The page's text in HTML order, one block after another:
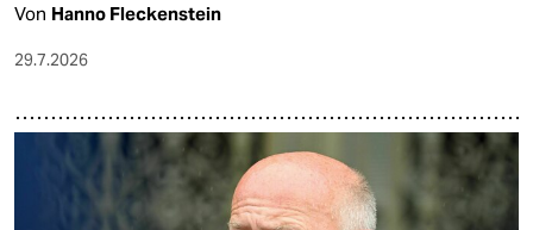
Von Hanno Fleckenstein
29.7.2026